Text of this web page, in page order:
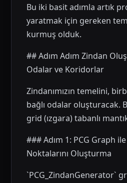
Bu iki basit adımla artık
yaratmak için gereken
kurmuş olduk.
## Adım Adım Zindan
Odalar ve Koridorlar
Zindanımızın temelini,
bağlı odalar oluşturacak.
grid (ızgara) tabanlı
### Adım 1: PCG Graph
Noktalarını Oluşturma
`PCG_ZindanGenerator`